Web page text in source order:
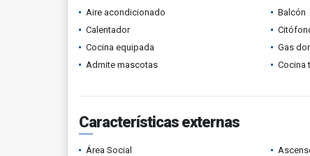
Aire acondicionado Balcón
Calentador
Cocina equipada
Gas
Admite mascotas
Cocina
Características externas
Área Social